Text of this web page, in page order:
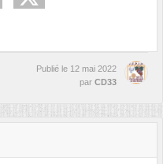
Publié le 12 mai 2022
par CD33